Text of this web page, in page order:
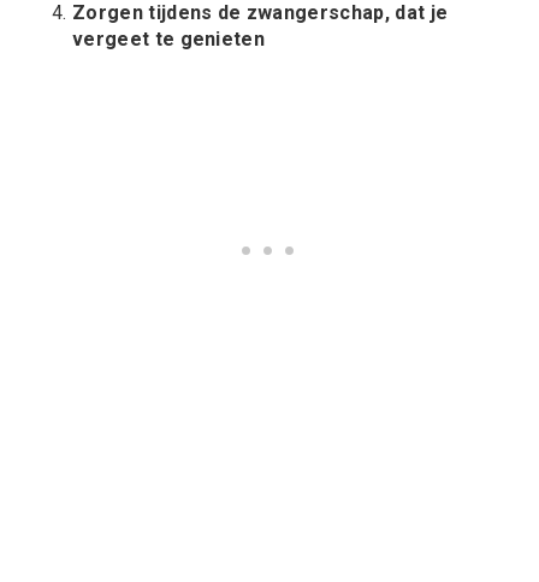
Zorgen tijdens de zwangerschap, dat je
vergeet te genieten